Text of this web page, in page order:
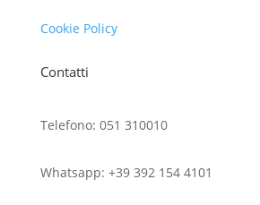
Cookie Policy
Contatti
Telefono: 051 310010
Whatsapp: +39 392 154 4101